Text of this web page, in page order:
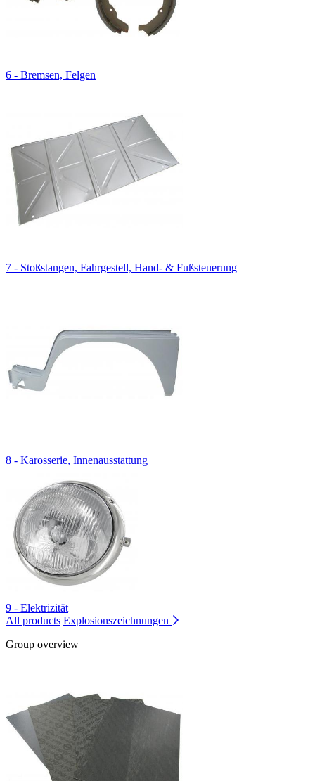
6 - Bremsen, Felgen
7 - Stoßstangen, Fahrgestell, Hand- & Fußsteuerung
8 - Karosserie, Innenausstattung
9 - Elektrizität
All products Explosionszeichnungen
Group overview